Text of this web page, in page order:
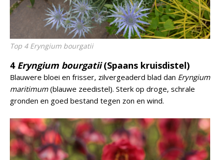
Top 4 Eryngium bourgatii
4 Eryngium bourgatii(Spaans kruisdistel)
Blauwere bloei en frisser, zilvergeaderd blad dan Eryngium
maritimum(blauwe zeedistel). Sterk op droge, schrale
gronden en goed bestand tegen zon en wind.